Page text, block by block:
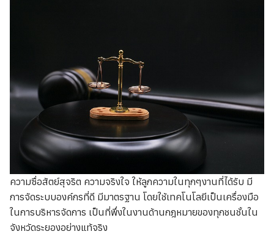
ความซื่อสัตย์สุจริต ความจริงใจ ให้ลูกความในทุกๆงานที่ได้รับ มี
การจัดระบบองค์กรที่ดี มีมาตรฐาน โดยใช้เทคโนโลยีเป็นเครื่องมือ
ในการบริหารจัดการ เป็นที่พึ่งในงานด้านกฎหมายของทุกชนชั้นใน
จังหวัดระยองอย่างแท้จริง